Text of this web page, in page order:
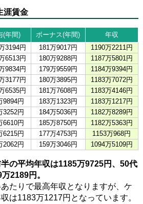
涯賃金
(年間) ボーナス(年間)
年収
3194円 181万9017円
1190万2211円
6513円 180万9288円
1187万5801円
9834円 179万9559円
1184万9394円
3177円 180万3895円
1183万7072円
6535円 181万7608円
1183万4146円
9894円 183万1323円
1183万1217円
3252円 184万5036円
1182万8289円
6610円 185万8750円
1182万5363円
6215円 177万4753円
1153万968円
2062円 159万3046円 1094万5109円
の平均年収は1185万9725円、50代
2189円。
たりで最高年収となりますが、ケ
は1183万1217円となっています。